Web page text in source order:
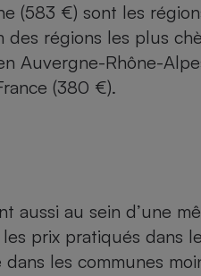
(583 €) sont les
des régions les plus
Auvergne-Rhône-
(380 €).
aussi au sein d’une
prix pratiqués dans
les communes
-